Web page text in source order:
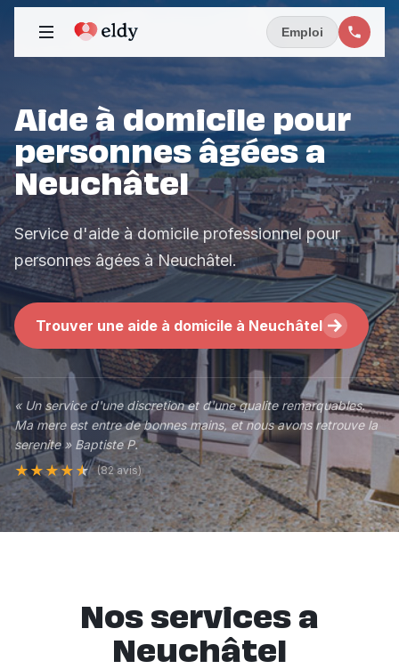
Emploi
Aide à domicile pour
personnes âgées a
Neuchâtel
Service d'aide à domicile professionnel pour
personnes âgées à Neuchâtel.
Trouver une aide à domicile à Neuchâtel
« Un service d'une discretion et d'une qualite remarquables.
Ma mere est entre de bonnes mains, et nous avons retrouve la
serenite » Baptiste P.
★★★★ ★ (82 avis)
Nos services a
Neuchâtel